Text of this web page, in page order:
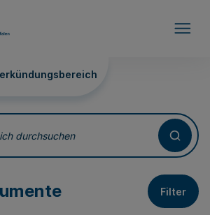
Filter